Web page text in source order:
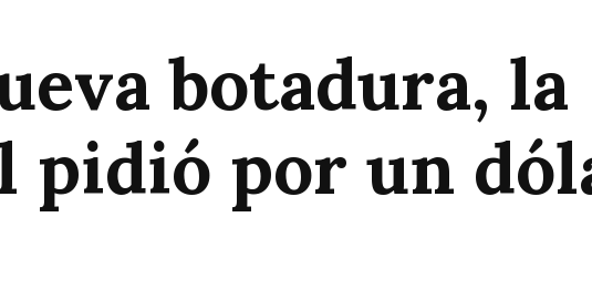
botadura, la
pidió por un